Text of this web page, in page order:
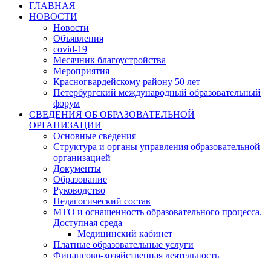
ГЛАВНАЯ
НОВОСТИ
Новости
Объявления
covid-19
Месячник благоустройства
Мероприятия
Красногвардейскому району 50 лет
Петербургский международный образовательный
форум
СВЕДЕНИЯ ОБ ОБРАЗОВАТЕЛЬНОЙ
ОРГАНИЗАЦИИ
Основные сведения
Структура и органы управления образовательной
организацией
Документы
Образование
Руководство
Педагогический состав
МТО и оснащенность образовательного процесса.
Доступная среда
Медицинский кабинет
Платные образовательные услуги
Финансово-хозяйственная деятельность